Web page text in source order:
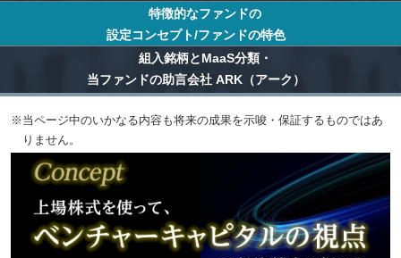
特徴的なファンドの
設定コンセプト/ファンドの特色
組入銘柄とMaaS分類・
当ファンドの助言会社 ARK（アーク）
※ 当ページ中のいかなる内容も将来の成果を示唆・保証するものではあ
りません。